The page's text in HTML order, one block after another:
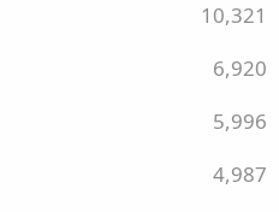
10,321
6,920
5,996
4,987